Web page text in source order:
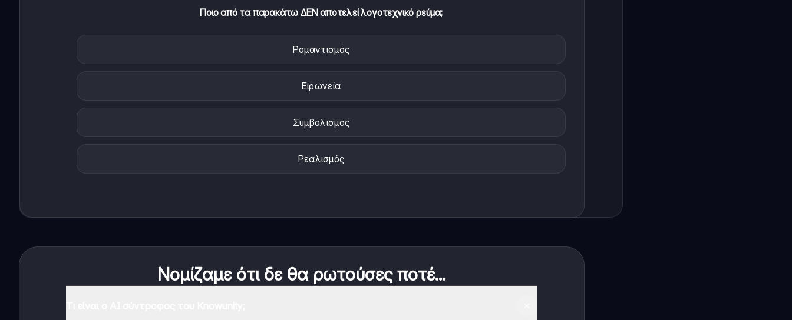
Ποιο από τα παρακάτω ΔΕΝ αποτελεί λογοτεχνικό ρεύμα;
Ρομαντισμός
Ειρωνεία
Συμβολισμός
Ρεαλισμός
Νομίζαμε ότι δε θα ρωτούσες ποτέ...